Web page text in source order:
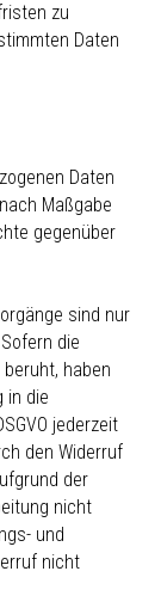
zu
Daten
Daten
Maßgabe
gegenüber
sind nur
die
haben
in die
jederzeit
den Widerruf
der
nicht
und
nicht